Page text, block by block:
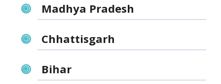
Madhya Pradesh
Chhattisgarh
Bihar